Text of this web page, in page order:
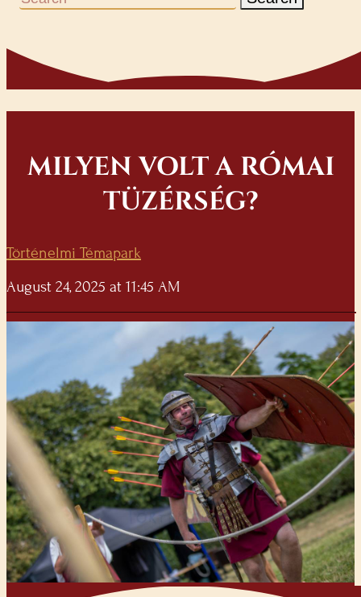
MILYEN VOLT A RÓMAI
TÜZÉRSÉG?
Történelmi Témapark
August 24, 2025 at 11:45 AM